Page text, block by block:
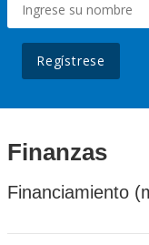
Regístrese
Finanzas
Financiamiento